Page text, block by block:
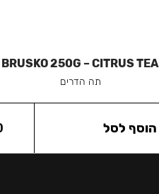
BRUSKO 250G – CITRUS TEA
תה הדרים
הוסף לסל